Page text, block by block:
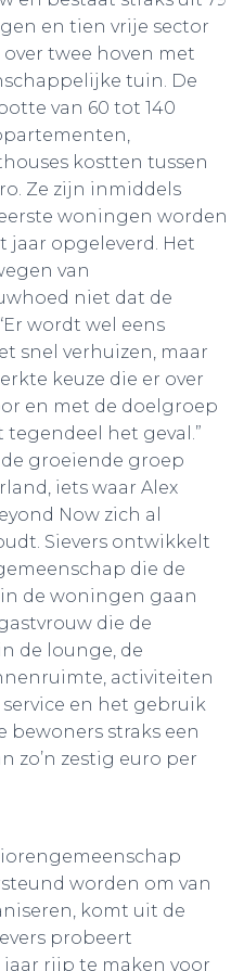
en tien vrije sector
twee hoven met
tuin. De
van 60 tot 140
kostten tussen
Ze zijn inmiddels
woningen worden
jaar opgeleverd. Het
van
niet dat de
wordt wel eens
snel verhuizen, maar
keuze die er over
en met de doelgroep
het geval.”
groeiende groep
iets waar Alex
Now zich al
Sievers ontwikkelt
die de
de woningen gaan
die de
de lounge, de
activiteiten
en het gebruik
bewoners straks een
zo’n zestig euro per
worden om van
komt uit de
probeert
jaar rijp te maken voor